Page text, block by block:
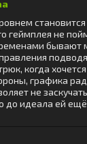
геймплея не
бывают
когда
графика
не
до идеала ей